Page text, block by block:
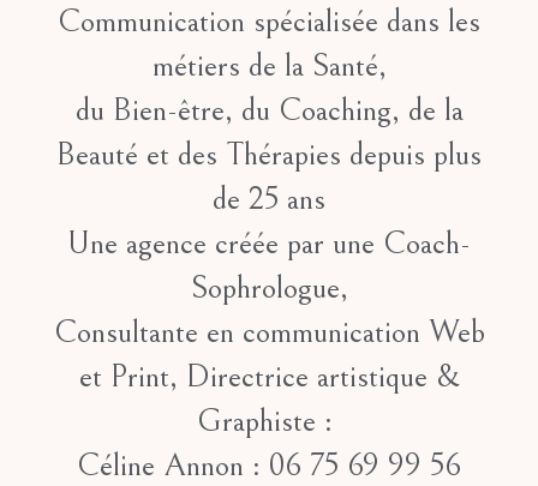
Communication spécialisée dans les
métiers de la Santé,
du Bien-être, du Coaching, de la
Beauté et des Thérapies depuis plus
de 25 ans
Une agence créée par une Coach-
Sophrologue,
Consultante en communication Web
et Print, Directrice artistique &
Graphiste :
Céline Annon : 06 75 69 99 56